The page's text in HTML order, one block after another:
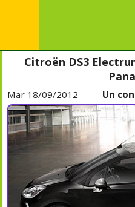
Citroën DS3
Mar 18/09/2012 — Un